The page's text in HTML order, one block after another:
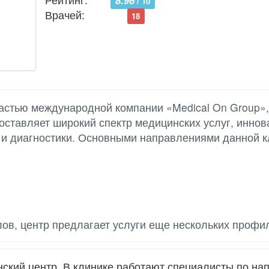
Врачей: 18
международной компании «Medical On
широкий спектр медицинских услуг,
диагностики. Основными направлениями данной
центр предлагает услуги еще нескольких